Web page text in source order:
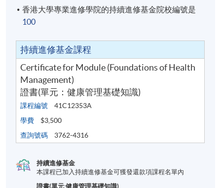
香港大學專業進修學院的持續進修基金院校編號是
100
持續進修基金課程
Certificate for Module (Foundations of Health
Management)
證書(單元：健康管理基礎知識)
課程編號
41C12353A
學費
$3,500
查詢號碼
3762-4316
持續進修基金
本課程已加入持續進修基金可獲發還款項課程名單內
證書(單元:健康管理基礎知識)